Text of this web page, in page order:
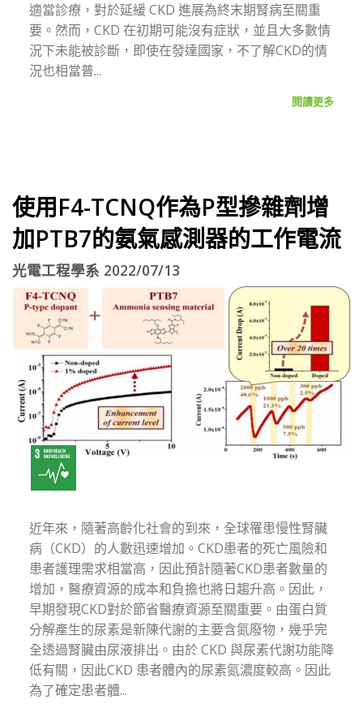
適當診療，對於延緩 CKD 進展為終末期腎病至關重
要。然而，CKD 在初期可能沒有症狀，並且大多數情
況下未能被診斷，即使在發達國家，不了解CKD的情
況也相當普...
閱讀更多
使用F4-TCNQ作為P型摻雜劑增
加PTB7的氨氣感測器的工作電流
光電工程學系 2022/07/13
近年來，隨著高齡化社會的到來，全球罹患慢性腎臟
病（CKD）的人數迅速增加。CKD患者的死亡風險和
患者護理需求相當高，因此預計隨著CKD患者數量的
增加，醫療資源的成本和負擔也將日趨升高。因此，
早期發現CKD對於節省醫療資源至關重要。由蛋白質
分解產生的尿素是新陳代謝的主要含氮廢物，幾乎完
全透過腎臟由尿液排出。由於 CKD 與尿素代謝功能降
低有關，因此CKD 患者體內的尿素氮濃度較高。因此
為了確定患者體...